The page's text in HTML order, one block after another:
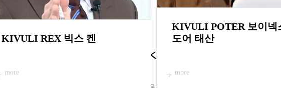
KIVULI POTER 보이넥
도어 태산
more
KIVULI REX 빅스 켄
more